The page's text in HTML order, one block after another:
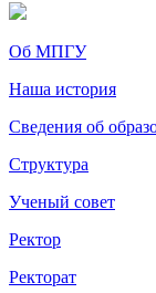
Об МПГУ
Наша история
Сведения об
Структура
Ученый совет
Ректор
Ректорат